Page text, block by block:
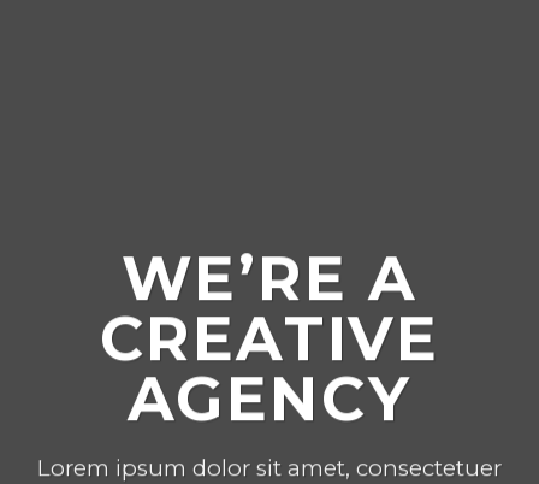
WE’RE A
CREATIVE
AGENCY
Lorem ipsum dolor sit amet, consectetuer